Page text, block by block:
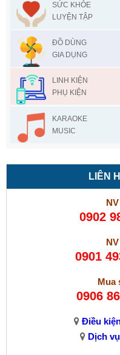
SỨC KHỎE
LUYỆN TẬP
ĐỒ DÙNG
GIA DỤNG
LINH KIỆN
PHỤ KIỆN
KARAOKE
MUSIC
LIÊN
0902
0901
Mua
0906
Điều
Dịch